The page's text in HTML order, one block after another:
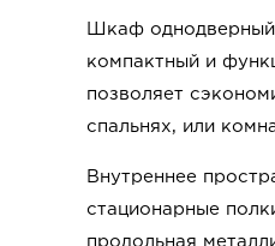
Шкаф
компактный и
позволяет
спальнях, или
Внутреннее
стационарные
продольная